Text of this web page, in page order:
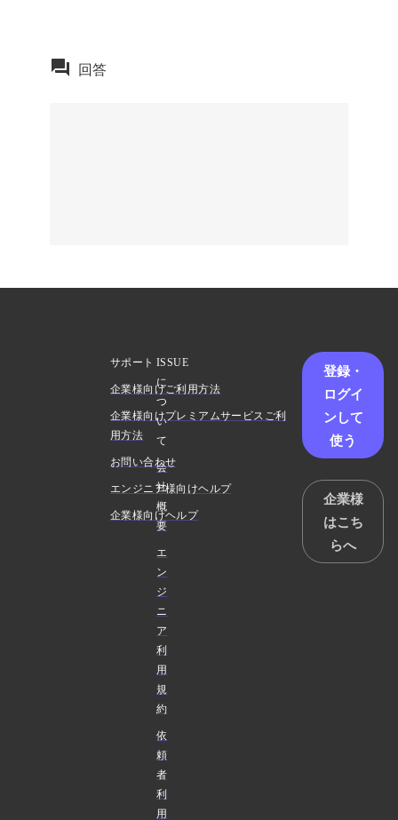
回答
ISSUE
に
つ
い
て
会
社
概
要
エ
ン
ジ
ニ
ア
利
用
規
約
依
頼
者
利
用
サポート
企業様向けご利用方法
企業様向けプレミアムサービスご利
用方法
お問い合わせ
エンジニア様向けヘルプ
企業様向けヘルプ
登録・
ログイ
ンして
使う
企業様
はこち
らへ